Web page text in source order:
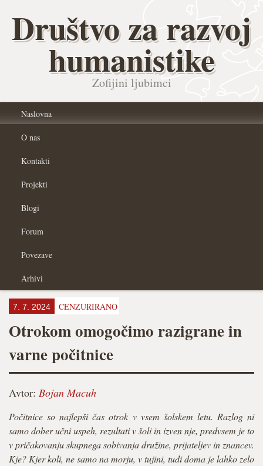
Društvo za razvoj
humanistike
Zofijini ljubimci
Naslovna
O nas
Kontakti
Projekti
Blogi
Forum
Povezave
Arhivi
7. 7. 2024 CENZURIRANO
Otrokom omogočimo razigrane in
varne počitnice
Avtor: Bojan Macuh
Počitnice so najlepši čas otrok v vsem šolskem letu. Razlog ni
samo dober učni uspeh, rezultati v šoli in izven nje, predvsem je to
v pričakovanju skupnega sobivanja družine, prijateljev in znancev.
Kje? Kjer koli, ne samo na morju, v tujini, tudi doma je lahko zelo